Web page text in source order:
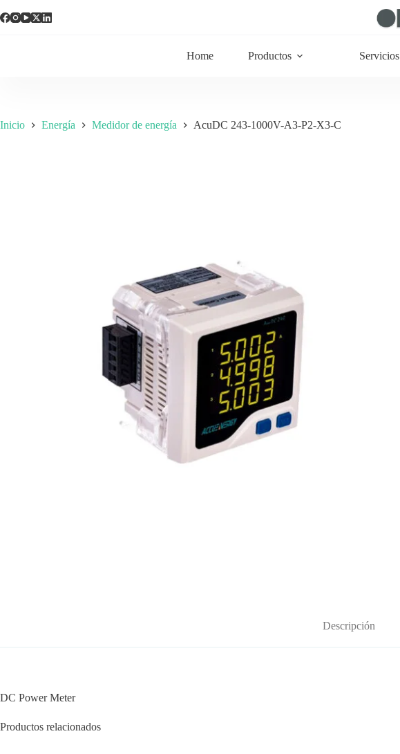
Home Productos Servicios
Inicio Energía Medidor de energía AcuDC 243-1000V-A3-P2-X3-C
Descripción
DC Power Meter
Productos relacionados